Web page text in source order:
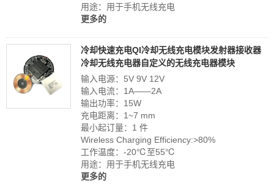
用途：用于手机无线充电
更多的
冷却快速充电QI冷却无线充电模块发射器接收器
冷却无线充电器自定义的无线充电器模块
输入电源：5V 9V 12V
输入电流：1A——2A
输出功率：15W
充电距离：1~7 mm
最小起订量：1 件
Wireless Charging Efficiency:>80%
工作温度：-20℃至55℃
用途：用于手机无线充电
更多的